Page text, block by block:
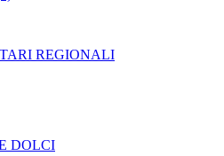
REGIONALI
DOLCI